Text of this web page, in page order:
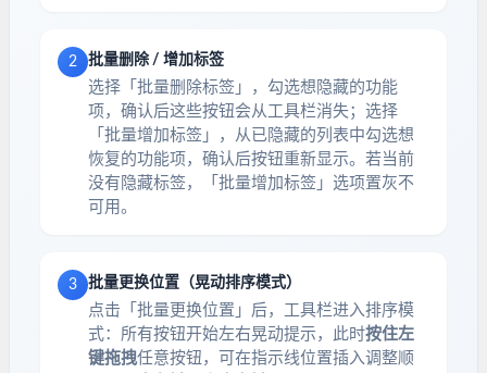
2 批量删除 / 增加标签
选择「批量删除标签」，勾选想隐藏的功能
项，确认后这些按钮会从工具栏消失；选择
「批量增加标签」，从已隐藏的列表中勾选想
恢复的功能项，确认后按钮重新显示。若当前
没有隐藏标签，「批量增加标签」选项置灰不
可用。
3 批量更换位置（晃动排序模式）
点击「批量更换位置」后，工具栏进入排序模
式：所有按钮开始左右晃动提示，此时按住左
键拖拽任意按钮，可在指示线位置插入调整顺